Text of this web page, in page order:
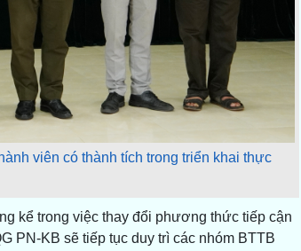
viên có thành tích trong triển khai thực
kể trong việc thay đổi phương thức tiếp cận
PN-KB sẽ tiếp tục duy trì các nhóm BTTB